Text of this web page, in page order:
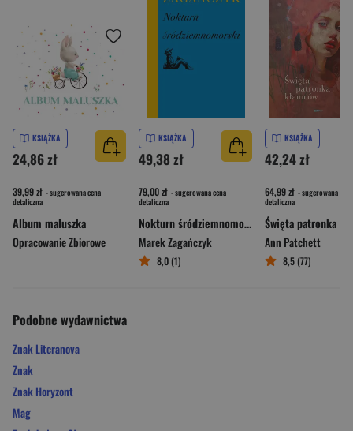
KSIĄŻKA
24,86 zł
39,99 zł - sugerowana cena
detaliczna
Album maluszka
Opracowanie Zbiorowe
KSIĄŻKA
49,38 zł
79,00 zł - sugerowana cena
detaliczna
Nokturn śródziemnomorski
Marek Zagańczyk
8,0 (1)
KSIĄŻKA
42,24 zł
64,99 zł - sugerowana cena
detaliczna
Ann Patchett
8,5 (77)
Podobne wydawnictwa
Znak Literanova
Znak
Znak Horyzont
Mag